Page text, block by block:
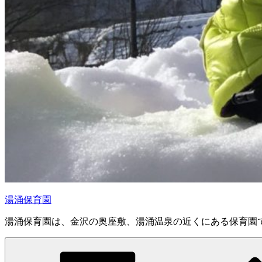
湯涌保育園
湯涌保育園は、金沢の奥座敷、湯涌温泉の近くにある保育園